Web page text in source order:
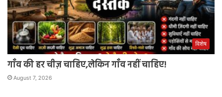
विशेष
गाँव की हर चीज़ चाहिए,लेकिन गाँव नहीं चाहिए!
August 7, 2026